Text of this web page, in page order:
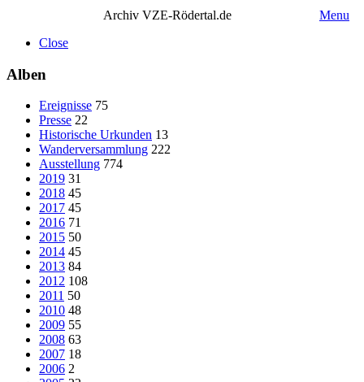
Archiv VZE-Rödertal.de
Menu
Close
Alben
Ereignisse 75
Presse 22
Historische Urkunden 13
Wanderversammlung 222
Ausstellung 774
2019 31
2018 45
2017 45
2016 71
2015 50
2014 45
2013 84
2012 108
2011 50
2010 48
2009 55
2008 63
2007 18
2006 2